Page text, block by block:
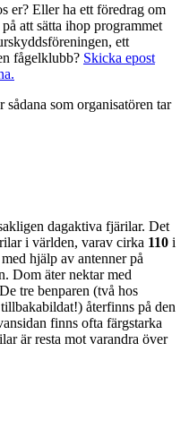
er? Eller ha ett föredrag om
att sätta ihop programmet
ett
fågelklubb? Skicka epost
sådana som organisatören tar
dagaktiva fjärilar. Det
i världen, varav cirka 110 i
hjälp av antenner på
Dom äter nektar med
tre benparen (två hos
återfinns på den
finns ofta färgstarka
är resta mot varandra över